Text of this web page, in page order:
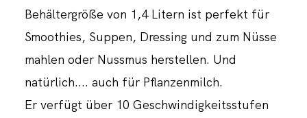
Behältergröße von 1,4 Litern ist perfekt für
Smoothies, Suppen, Dressing und zum Nüsse
mahlen oder Nussmus herstellen. Und
natürlich.... auch für Pflanzenmilch.
Er verfügt über 10 Geschwindigkeitsstufen